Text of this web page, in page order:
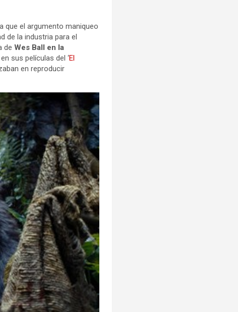
que el argumento maniqueo
de la industria para el
deWes Ball en la
sus películas del ‘El
en reproducir